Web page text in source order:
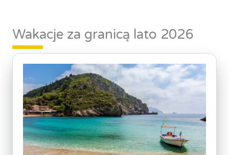
Wakacje za granicą lato 2026